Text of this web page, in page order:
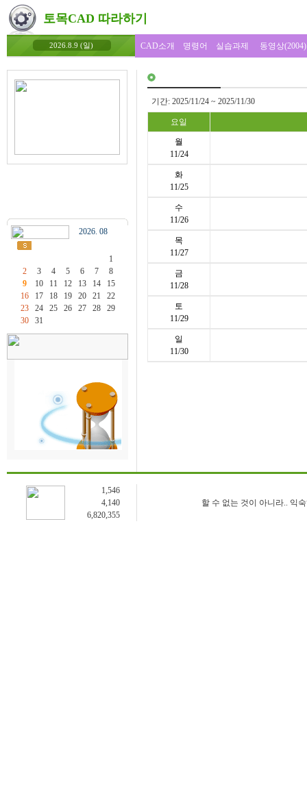
토목CAD 따라하기
2026.8.9 (일) CAD소개 명령어 실습과제 동영상(2004)
2026. 08
1
2
3 4 5 6 7
8
9
10 11 12 13 14
15
16
17 18 19 20 21
22
23
24 25 26 27 28
29
30
31
기간: 2025/11/24 ~ 2025/11/30
요일
월
11/24
화
11/25
수
11/26
목
11/27
금
11/28
토
11/29
일
11/30
1,546
4,140
6,820,355
할 수 없는 것이 아니라.. 익